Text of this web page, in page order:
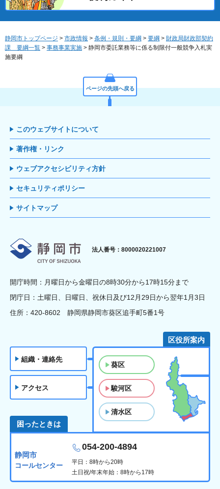
静岡市トップページ > 市政情報 > 条例・規則・要綱 > 要綱 > 財政局財政部契約
課 要綱一覧 > 事務事業実施 > 静岡市委託業務等に係る制限付一般競争入札実
施要綱
ページの先頭へ戻る
このウェブサイトについて
著作権・リンク
ウェブアクセシビリティ方針
セキュリティポリシー
サイトマップ
静岡市
法人番号：8000020221007
開庁時間：月曜日から金曜日の8時30分から17時15分まで
閉庁日：土曜日、日曜日、祝休日及び12月29日から翌年1月3日
住所：420-8602 静岡県静岡市葵区追手町5番1号
組織・連絡先
アクセス
区役所案内
葵区
駿河区
清水区
困ったときは
静岡市
コールセンター
054-200-4894
平日：8時から20時
土日祝/年末年始：8時から17時